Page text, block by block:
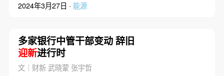
2024年3月27日 · 能源
多家银行中管干部变动 辞旧
迎新进行时
文｜财新 武晓蒙 张宇哲